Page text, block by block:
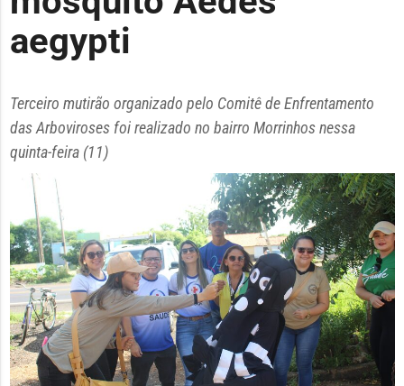
aegypti
Terceiro mutirão organizado pelo Comitê de Enfrentamento
das Arboviroses foi realizado no bairro Morrinhos nessa
quinta-feira (11)